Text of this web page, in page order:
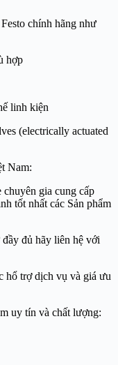
chính hãng như
hợp
linh kiện
Nam:
gia cung cấp
tốt nhất các Sản phẩm
đủ hãy liên hệ với
hổ trợ dịch vụ và giá ưu
uy tín và chất lượng: